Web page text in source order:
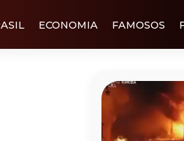
ECONOMIA FAMOSOS